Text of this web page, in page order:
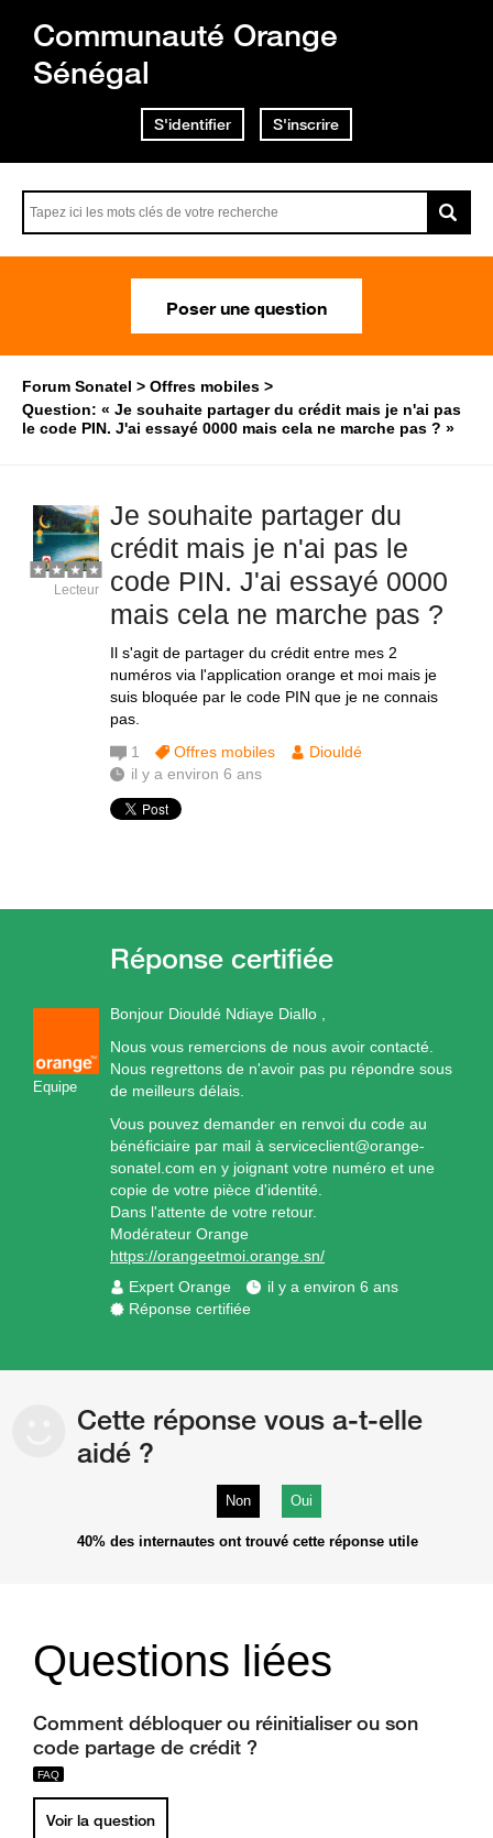
Communauté Orange
Sénégal
S'identifier S'inscrire
Poser une question
Forum Sonatel
Offres mobiles
Question: « Je souhaite partager du crédit mais je n'ai pas
le code PIN. J'ai essayé 0000 mais cela ne marche pas ? »
Je souhaite partager du
crédit mais je n'ai pas le
code PIN. J'ai essayé 0000
mais cela ne marche pas ?
Il s'agit de partager du crédit entre mes 2
numéros via l'application orange et moi mais je
suis bloquée par le code PIN que je ne connais
pas.
Lecteur
1 Offres mobiles
Diouldé
il y a environ 6 ans
Equipe
Bonjour Diouldé Ndiaye Diallo ,
Nous vous remercions de nous avoir contacté.
Nous regrettons de n'avoir pas pu répondre sous
de meilleurs délais.
Vous pouvez demander en renvoi du code au
bénéficiaire par mail à serviceclient@orange-
sonatel.com en y joignant votre numéro et une
copie de votre pièce d'identité.
Dans l'attente de votre retour.
Modérateur Orange
https://orangeetmoi.orange.sn/
Expert Orange
il y a environ 6 ans
Réponse certifiée
Cette réponse vous a-t-elle
aidé ?
Non Oui
40% des internautes ont trouvé cette réponse utile
Questions liées
Comment débloquer ou réinitialiser ou son
code partage de crédit ?
Voir la question